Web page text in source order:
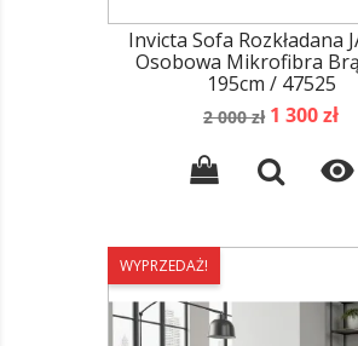
Invicta Sofa Rozkładana
Osobowa Mikrofibra
195cm / 47525
Cena
2 000 zł Cena
1 300 zł

WYPRZEDAŻ!